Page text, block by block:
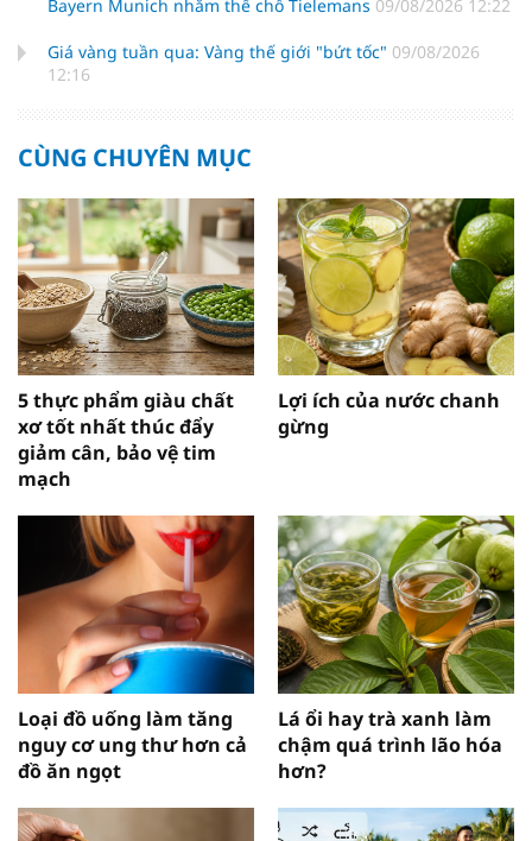
Bayern Munich nhằm thế chỗ Tielemans 09/08/2026 12:22
Giá vàng tuần qua: Vàng thế giới "bứt tốc" 09/08/2026
12:16
CÙNG CHUYÊN MỤC
5 thực phẩm giàu chất
xơ tốt nhất thúc đẩy
giảm cân, bảo vệ tim
mạch
Lợi ích của nước chanh
gừng
Loại đồ uống làm tăng
nguy cơ ung thư hơn cả
đồ ăn ngọt
Lá ổi hay trà xanh làm
chậm quá trình lão hóa
hơn?